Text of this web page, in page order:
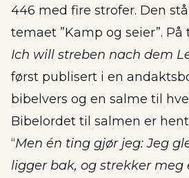
446 med fire strofer. Den
temaet ”Kamp og seier”.
Ich will streben nach dem
først publisert i en
bibelvers og en salme til
Bibelordet til salmen er
“Men én ting gjør jeg: Jeg
ligger bak, og strekker meg